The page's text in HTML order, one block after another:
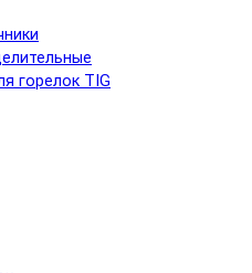
горелок TIG